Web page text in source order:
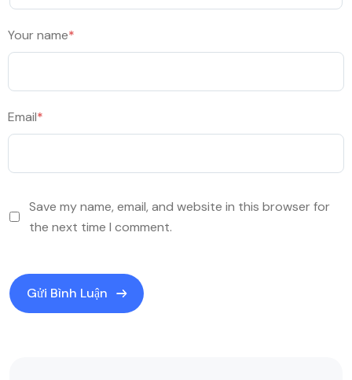
Your name*
Email*
Save my name, email, and website in this browser for
the next time I comment.